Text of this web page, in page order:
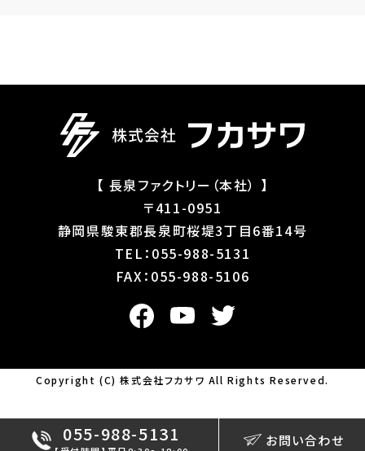
【 長泉ファクトリー（本社） 】
〒411-0951
静岡県駿東郡長泉町桜堤3丁目6番14号
TEL：055-988-5131
FAX：055-988-5106
055-988-5131 お問い合わせ
Copyright (C) 株式会社フカサワ All Rights Reserved.